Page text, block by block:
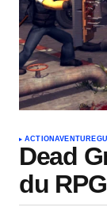
ACTIONAVENTURE
Dead
du